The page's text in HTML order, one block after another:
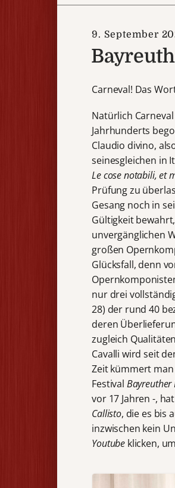
9. September
Carneval! Das
Natürlich
Jahrhunderts
Claudio divino,
seinesgleichen in
Le cose notabili, et
Prüfung zu
Gesang noch in
Gültigkeit
unvergänglichen
großen
Glücksfall, denn
nur drei
28) der rund 40
deren
zugleich
Cavalli wird seit
Zeit kümmert
Festival Bayreuther
vor 17 Jahren -,
Callisto, die es bis
inzwischen kein
Youtube klicken,